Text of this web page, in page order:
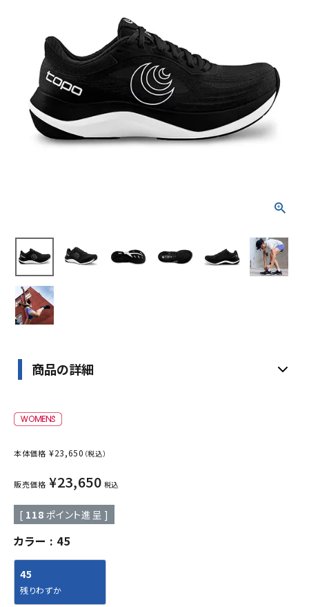
SALE品はこちら
INFORMATIOM
ご利用ガイド
お問い合わせ
商品の詳細
本体価格 ¥23,650 （税込）
販売価格 ¥23,650 税込
[ 118 ポイント進呈 ]
カラー 45
45
残りわずか